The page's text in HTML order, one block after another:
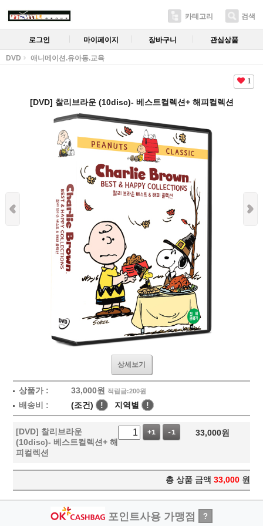
카테고리 검색
로그인 마이페이지 장바구니 관심상품
DVD 애니메이션.유아동.교육
1
[DVD] 찰리브라운 (10disc)- 베스트컬렉션+ 해피컬렉션
상세보기
상품가 : 33,000원 적립금:200원
배송비 : (조건) ! 지역별 !
[DVD] 찰리브라운
(10disc)- 베스트컬렉션+ 해
피컬렉션
+1 -1 33,000원
총 상품 금액 33,000 원
포인트사용 가맹점 ?